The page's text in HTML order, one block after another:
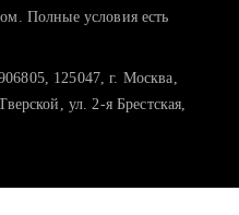
Полные условия есть
125047, г. Москва,
ул. 2-я Брестская,